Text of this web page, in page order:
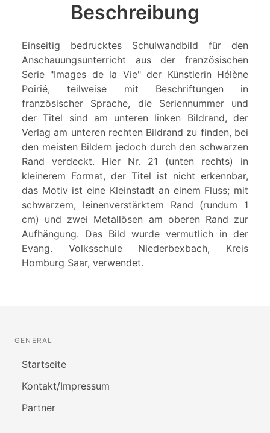
Beschreibung
Einseitig bedrucktes Schulwandbild für den
Anschauungsunterricht aus der französischen
Serie "Images de la Vie" der Künstlerin Hélène
Poirié, teilweise mit Beschriftungen in
französischer Sprache, die Seriennummer und
der Titel sind am unteren linken Bildrand, der
Verlag am unteren rechten Bildrand zu finden, bei
den meisten Bildern jedoch durch den schwarzen
Rand verdeckt. Hier Nr. 21 (unten rechts) in
kleinerem Format, der Titel ist nicht erkennbar,
das Motiv ist eine Kleinstadt an einem Fluss; mit
schwarzem, leinenverstärktem Rand (rundum 1
cm) und zwei Metallösen am oberen Rand zur
Aufhängung. Das Bild wurde vermutlich in der
Evang. Volksschule Niederbexbach, Kreis
Homburg Saar, verwendet.
GENERAL
Startseite
Kontakt/Impressum
Partner